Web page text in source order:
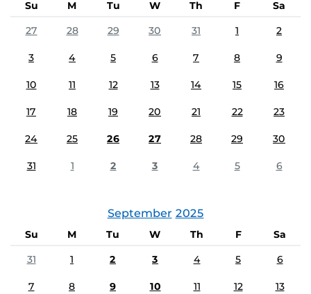
Su M Tu W Th F
Sa
27
28 29 30 31 1 2
3 4 5 6 7 8 9
10 11 12 13 14 15 16
17 18 19 20 21 22 23
24 25 26 27 28 29 30
31 1 2 3 4 5 6
September 2025
Su M Tu W Th F
Sa
31
1 2 3 4 5 6
7 8 9 10 11 12 13